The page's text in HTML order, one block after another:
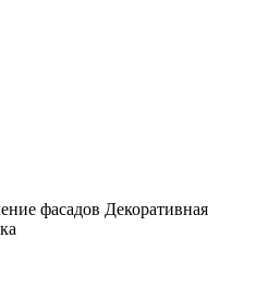
фасадов Декоративная